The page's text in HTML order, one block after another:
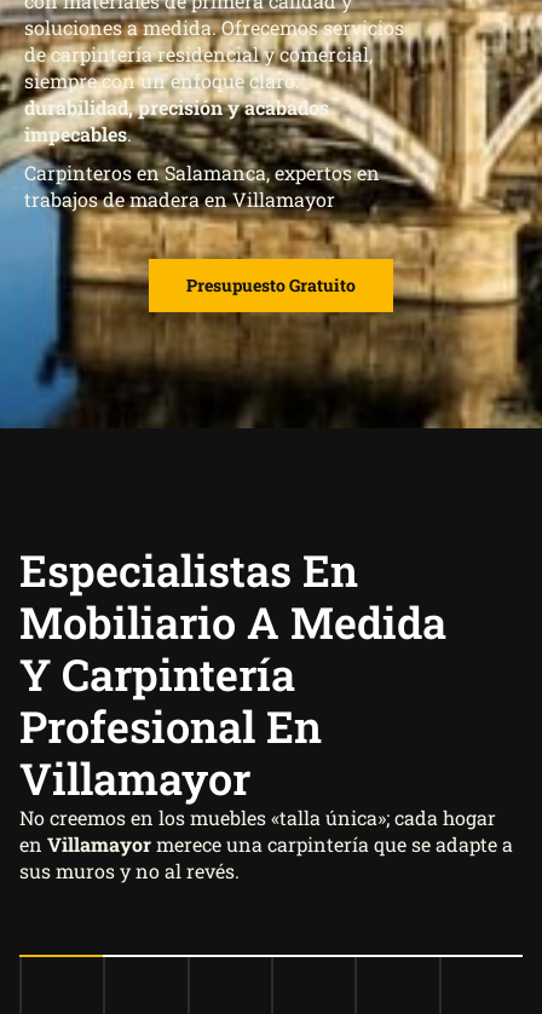
soluciones a medida. Ofrecemos servicios
de carpintería residencial y comercial,
siempre con un enfoque claro:
durabilidad, precisión y acabados
impecables.
Carpinteros en Salamanca, expertos en
trabajos de madera en Villamayor
Presupuesto Gratuito
Especialistas En
Mobiliario A Medida
Y Carpintería
Profesional En
Villamayor
No creemos en los muebles «talla única»; cada hogar
en Villamayormerece una carpintería que se adapte a
sus muros y no al revés.